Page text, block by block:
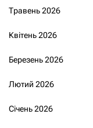
Травень 2026
Квітень 2026
Березень 2026
Лютий 2026
Січень 2026